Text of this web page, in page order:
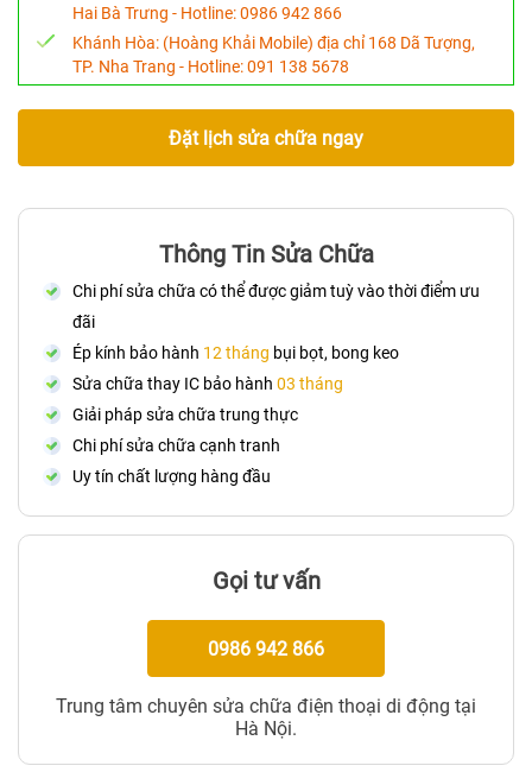
Hai Bà Trưng - Hotline:0986 942 866
Khánh Hòa: (Hoàng Khải Mobile) địa chỉ 168 Dã Tượng,
TP. Nha Trang - Hotline:091 138 5678
Đặt lịch sửa chữa ngay
Thông Tin Sửa Chữa
Chi phí sửa chữa có thể được giảm tuỳ vào thời điểm ưu
đãi
Ép kính bảo hành 12 tháng bụi bọt, bong keo
Sửa chữa thay IC bảo hành 03 tháng
Giải pháp sửa chữa trung thực
Chi phí sửa chữa cạnh tranh
Uy tín chất lượng hàng đầu
Gọi tư vấn
0986 942 866
Trung tâm chuyên sửa chữa điện thoại di động tại
Hà Nội.